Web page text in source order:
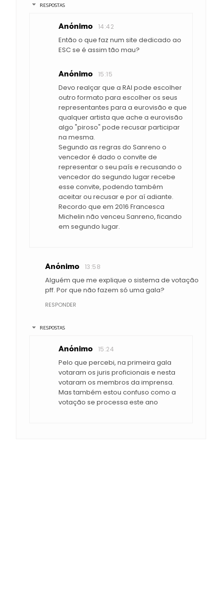
RESPOSTAS
Anónimo 14:42
Então o que faz num site dedicado ao
ESC se é assim tão mau?
Anónimo 15:15
Devo realçar que a RAI pode escolher
outro formato para escolher os seus
representantes para a eurovisão e que
qualquer artista que ache a eurovisão
algo "piroso" pode recusar participar
na mesma.
Segundo as regras do Sanreno o
vencedor é dado o convite de
representar o seu país e recusando o
vencedor do segundo lugar recebe
esse convite, podendo também
aceitar ou recusar e por aí adiante.
Recordo que em 2016 Francesca
Michelin não venceu Sanreno, ficando
em segundo lugar.
Anónimo 13:58
Alguém que me explique o sistema de votação
pff. Por que não fazem só uma gala?
RESPONDER
RESPOSTAS
Anónimo 15:24
Pelo que percebi, na primeira gala
votaram os juris proficionais e nesta
votaram os membros da imprensa.
Mas também estou confuso como a
votação se processa este ano